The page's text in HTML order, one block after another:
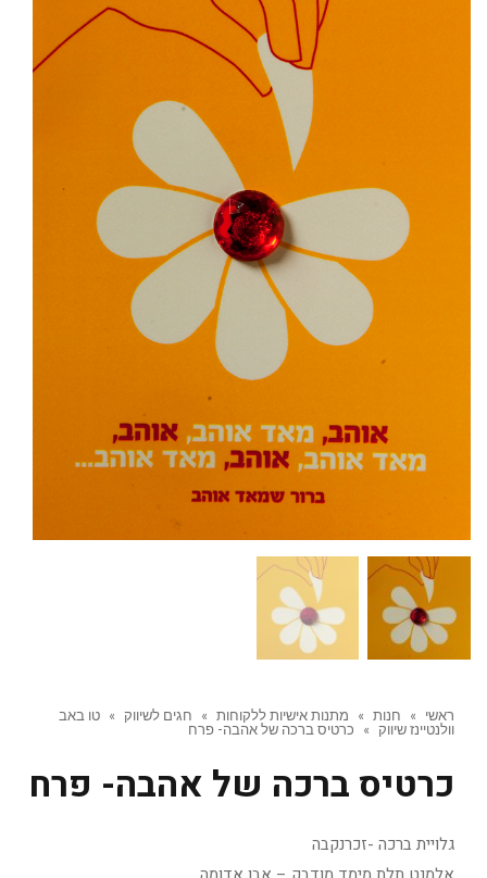
ראשי » חנות » מתנות אישיות ללקוחות » חגים לשיווק » טו באב
וולנטיינז שיווק » כרטיס ברכה של אהבה- פרח
כרטיס ברכה של אהבה- פרח
גלויית ברכה -זכרנקבה